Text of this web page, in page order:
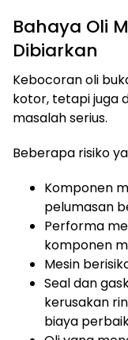
Bahaya Oli
Dibiarkan
Kebocoran oli
kotor, tetapi juga
masalah serius.
Beberapa risiko
Komponen
pelumasan
Performa
komponen
Mesin
Seal dan
kerusakan
biaya